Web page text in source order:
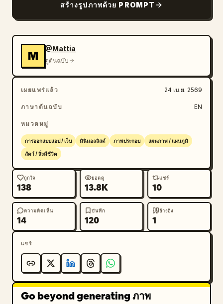
แบ่งเป็น 3 คอลัมน์เท่าๆ กัน พร้อมไอคอนวงกลมสีเขียว
อ่อน"},{"title":"เป้าหมายถัด
lower","count":1,"labels":["20 กม. ในเดือน
นี้"],"values":["63%"],"presentation":"การ์ด
ความคืบหน้าขอบมนพร้อมแถบความคืบหน้าสีเขียวและภาพ
ประกอบสลอธโบกมือเล็กๆ ทางด้านขวา"},
{"title":"กิจกรรม
ล่าสุด","position":"lower","count":1,"labels":
การ์ดขอบมนอีกใบที่มองเห็นได้ ถูกตัดด้วยแถบนำทางด้าน
ล่าง"}],"bottom_nav":{"count":4,"labels":["หน้า
หลัก","วิ่ง","ความคืบ
{"position":"center","screen_type":"run
summary","header":{"left_icon":"back
chevron","center_text":"ทำได้ดี
มาก!","subtext":"คุณทำสำเร็จแล้ว ได้เวลาฉลองกัน
🎉","right_icon":"share"},"hero_illustration"
ทอง ชูแขนทั้งสองข้างเพื่อเฉลิมฉลอง","stats_row":
{"count":3,"labels":["ระยะ
ทาง","เวลา","ความเร็ว"],"values":["5.00
กม.","32:15","6:27"],"presentation":"ป้ายสถิติ
ขอบมน 3 อัน"},"achievement_card":
สร้างรูปภาพด้วย PROMPT
M
@Mattia
ดูต้นฉบับ
เผยแพร่แล้ว 24 เม.ย. 2569
ภาษาต้นฉบับ EN
หมวดหมู่
การออกแบบแอป / เว็บ มินิมอลลิสต์ ภาพประกอบ แผนภาพ / แผนภูมิ
สัตว์ / สิ่งมีชีวิต
ถูกใจ
138
ยอดดู
13.8K
แชร์
10
ความคิดเห็น
14
บันทึก
120
อ้างอิง
1
แชร์
Go beyond generating ภาพ